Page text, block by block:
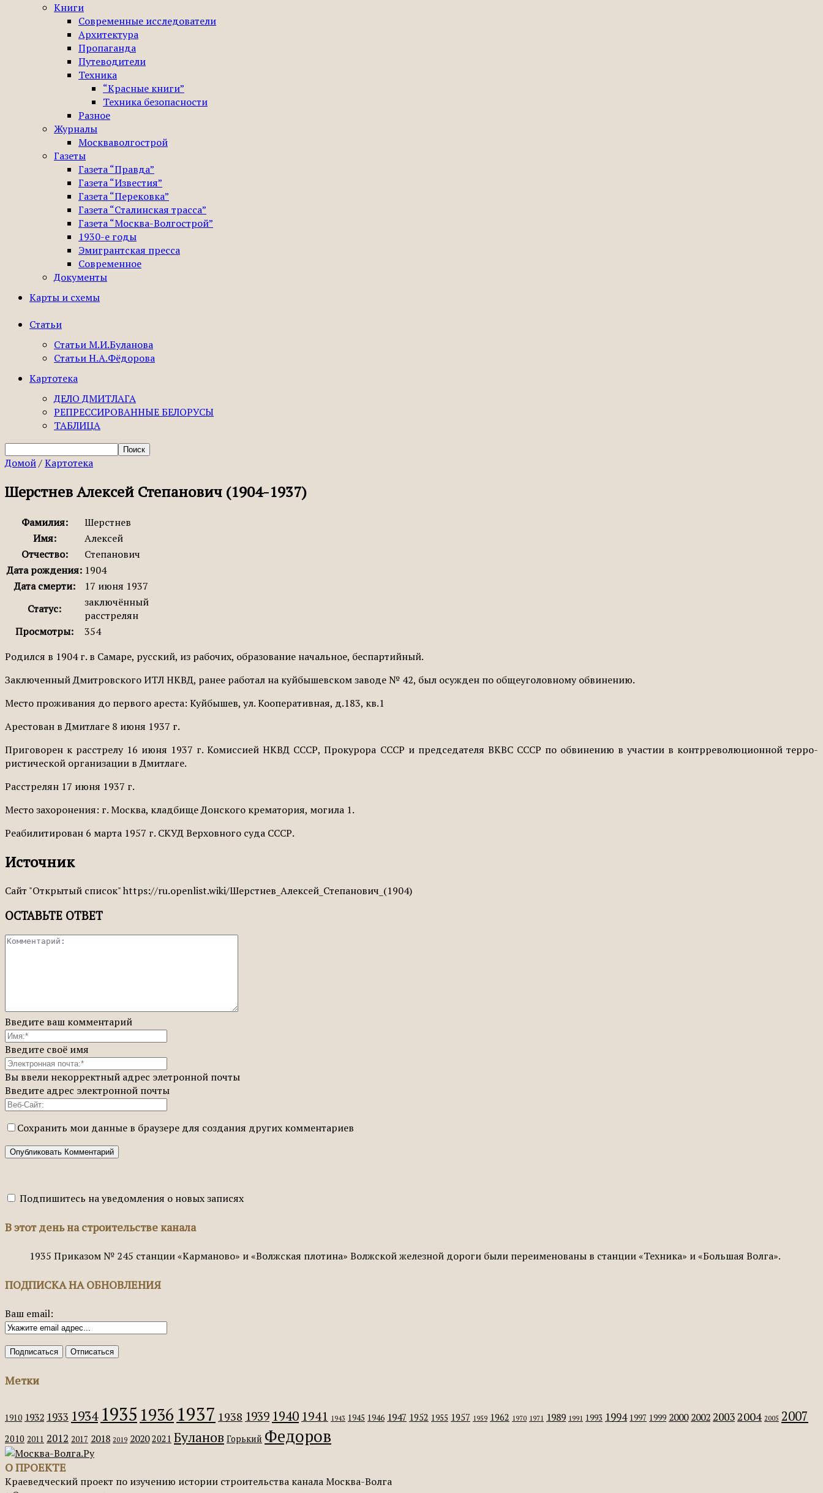
Книги
Современные исследователи
Архитектура
Пропаганда
Путеводители
Техника
“Красные книги”
Техника безопасности
Разное
Журналы
Москваволгострой
Газеты
Газета “Правда”
Газета “Известия”
Газета “Перековка”
Газета “Сталинская трасса”
Газета “Москва-Волгострой”
1930-е годы
Эмигрантская пресса
Современное
Документы
Карты и схемы
Статьи
Статьи М.И.Буланова
Статьи Н.А.Фёдорова
Картотека
ДЕЛО ДМИТЛАГА
РЕПРЕССИРОВАННЫЕ БЕЛОРУСЫ
ТАБЛИЦА
Домой/Картотека
Шерстнев Алексей Степанович (1904-1937)
Фамилия:
Шерстнев
Имя:
Алексей
Отчество:
Степанович
Дата рождения: 1904
Дата смерти:
17 июня 1937
Статус:
заключённый
расстрелян
Просмотры:
354
Родился в 1904 г. в Самаре, русский, из рабочих, образование начальное, беспартийный.
Заключенный Дмитровского ИТЛ НКВД, ранее работал на куйбышевском заводе № 42, был осужден по общеуголовному обвинению.
Место проживания до первого ареста: Куйбышев, ул. Кооперативная, д.183, кв.1
Арестован в Дмитлаге 8 июня 1937 г.
Приговорен к расстрелу 16 июня 1937 г. Комиссией НКВД СССР, Прокурора СССР и председателя ВКВС СССР по обвинению в участии в контрреволюционной терро­
ристической организации в Дмитлаге.
Рас­стрелян 17 июня 1937 г.
Место захоронения: г. Москва, кладбище Донского крематория, могила 1.
Реабилитирован 6 марта 1957 г. СКУД Вер­ховного суда СССР.
Источник
Сайт "Открытый список" https://ru.openlist.wiki/Шерстнев_Алексей_Степанович_(1904)
ОСТАВЬТЕ ОТВЕТ
Введите ваш комментарий
Введите своё имя
Вы ввели некорректный адрес элетронной почты
Введите адрес электронной почты
Сохранить мои данные в браузере для создания других комментариев
Подпишитесь на уведомления о новых записях
В этот день на строительстве канала
1935 Приказом № 245 станции «Карманово» и «Волжская плотина» Волжской железной дороги были переименованы в станции «Техника» и «Большая Волга».
ПОДПИСКА НА ОБНОВЛЕНИЯ
Ваш email:
Метки
1910 1932 1933 1934 1935 1936 1937 1938 1939 1940 1941 1943 1945 1946 1947 1952 1955 1957 1959 1962 1970 1971 1989 1991 1993 1994 1997 1999 2000 2002 2003 2004 2005 2007
2010 2011 2012 2017 2018 2019 2020 2021 Буланов Горький Федоров
О ПРОЕКТЕ
Краеведческий проект по изучению истории строительства канала Москва-Волга